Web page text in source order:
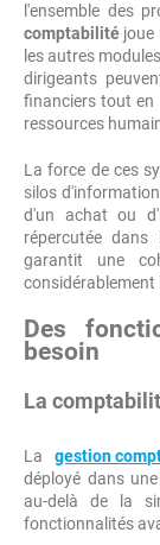
l'ensemble des
comptabilité joue
les autres
dirigeants
financiers tout en
ressources
La force de ces
silos
d'un achat ou
répercutée dans
garantit une
considérablement
Des
besoin
La
Lagestion
déployé dans
au-delà de la
fonctionnalités